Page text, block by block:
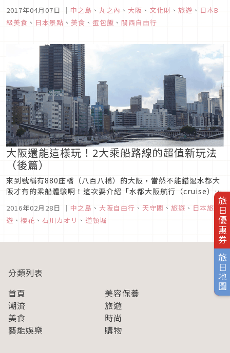
旅日優惠券
旅日地圖
2017年04月07日 ｜ 中之島 、 丸之內 、 大阪 、 文化財 、 旅遊 、 日本B
級美食 、 日本景點 、 美食 、 蛋包飯 、 關西自由行
大阪還能這樣玩！2大乘船路線的超值新玩法
（後篇）
來到號稱有880座橋（八百八橋）的大阪，當然不能錯過水都大
阪才有的乘船體驗啊！這次要介紹「水都大阪航行（cruise）満
車券、餐廳票券、並且搭船遊大阪，算是相當超值！
2016年02月28日 ｜ 中之島 、 大阪自由行 、 天守閣 、 旅遊 、 日本旅
遊 、 櫻花 、 石川カオリ 、 道頓堀
分類列表
首頁
美容保養
潮流
旅遊
美食
時尚
藝能娛樂
購物